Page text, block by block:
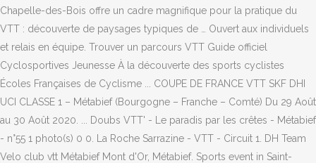
Chapelle-des-Bois offre un cadre magnifique pour la pratique du
VTT : découverte de paysages typiques de … Ouvert aux individuels
et relais en équipe. Trouver un parcours VTT Guide officiel
Cyclosportives Jeunesse À la découverte des sports cyclistes
Écoles Françaises de Cyclisme ... COUPE DE FRANCE VTT SKF DHI
UCI CLASSE 1 – Métabief (Bourgogne – Franche – Comté) Du 29 Août
au 30 Août 2020. ... Doubs VTT' - Le paradis par les crêtes - Métabief
- n°55 1 photo(s) 0 0. La Roche Sarrazine - VTT - Circuit 1. DH Team
Velo club vtt Métabief Mont d'Or, Métabief. Sports event in Saint-